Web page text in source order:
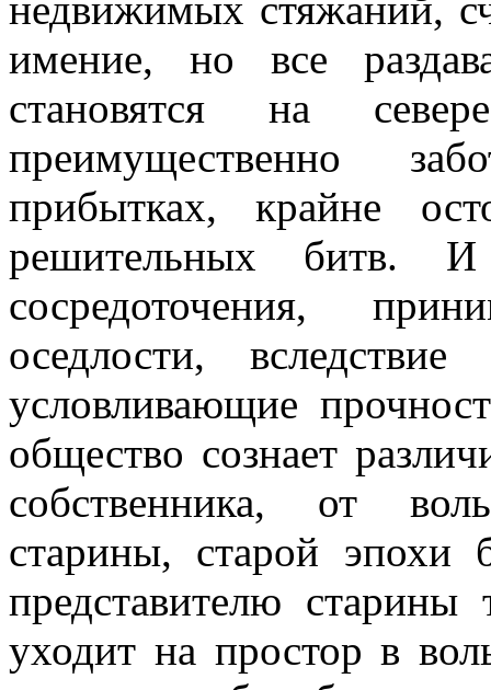
недвижимых стяжаний,
имение, но все
становятся на
преимущественно
прибытках, крайне
решительных битв.
сосредоточения,
оседлости,
условливающие
общество сознает
собственника, от
старины, старой эпохи
представителю
уходит на простор в